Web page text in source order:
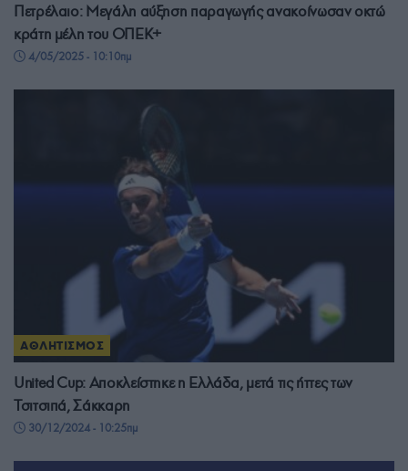
Πετρέλαιο: Μεγάλη αύξηση παραγωγής ανακοίνωσαν οκτώ
κράτη μέλη του ΟΠΕΚ+
4/05/2025 - 10:10πμ
ΑΘΛΗΤΙΣΜΟΣ
United Cup: Αποκλείστηκε η Ελλάδα, μετά τις ήττες των
Τσιτσιπά, Σάκκαρη
30/12/2024 - 10:25πμ